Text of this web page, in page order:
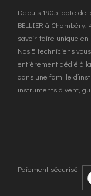
Depuis 1905, date de
BELLIER à
savoir-faire unique en
Nos 5 techniciens
entièrement dédié à
dans une famille
instruments à vent,
Paiement sécurisé